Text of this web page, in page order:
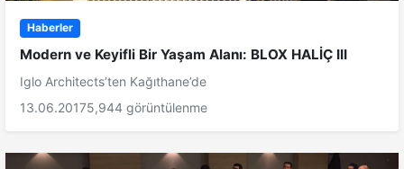
Haberler
Modern ve Keyifli Bir Yaşam Alanı: BLOX HALİÇ III
Iglo Architects’ten Kağıthane’de
13.06.20175,944 görüntülenme